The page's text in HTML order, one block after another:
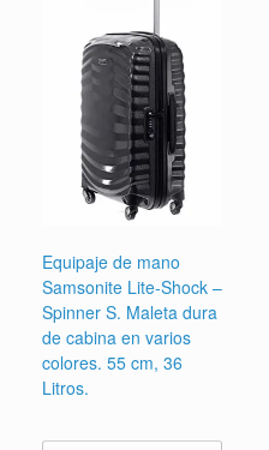
Equipaje de mano
Samsonite Lite-Shock –
Spinner S. Maleta dura
de cabina en varios
colores. 55 cm, 36
Litros.